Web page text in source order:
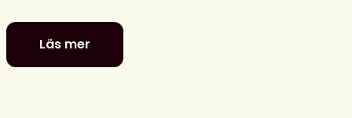
Läs mer
Digitala
dialoger: